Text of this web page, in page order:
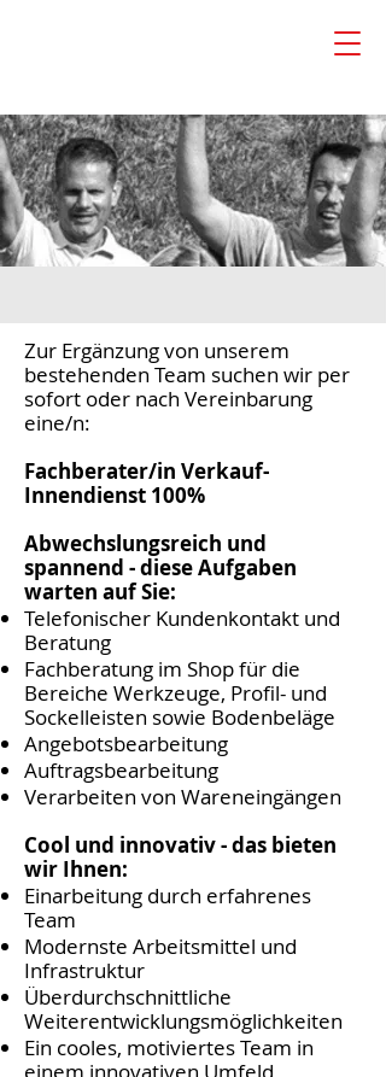
Zur Ergänzung von unserem
bestehenden Team suchen wir per
sofort oder nach Vereinbarung
eine/n:
Fachberater/in Verkauf-
Innendienst 100%
Abwechslungsreich und
spannend - diese Aufgaben
warten auf Sie:
Telefonischer Kundenkontakt und
Beratung
Fachberatung im Shop für die
Bereiche Werkzeuge, Profil- und
Sockelleisten sowie Bodenbeläge
Angebotsbearbeitung
Auftragsbearbeitung
Verarbeiten von Wareneingängen
Cool und innovativ - das bieten
wir Ihnen:
Einarbeitung durch erfahrenes
Team
Modernste Arbeitsmittel und
Infrastruktur
Überdurchschnittliche
Weiterentwicklungsmöglichkeiten
Ein cooles, motiviertes Team in